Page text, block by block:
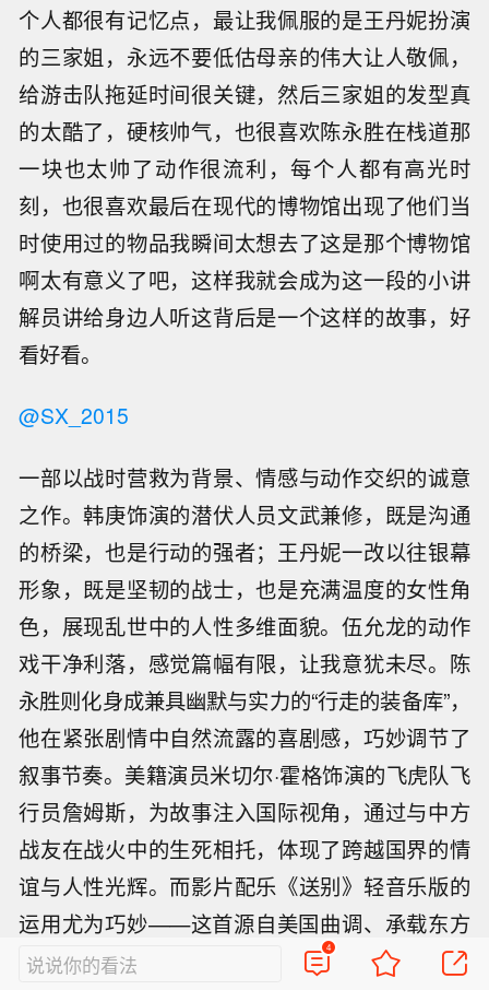
个人都很有记忆点，最让我佩服的是王丹妮扮演
的三家姐，永远不要低估母亲的伟大让人敬佩，
给游击队拖延时间很关键，然后三家姐的发型真
的太酷了，硬核帅气，也很喜欢陈永胜在栈道那
一块也太帅了动作很流利，每个人都有高光时
刻，也很喜欢最后在现代的博物馆出现了他们当
时使用过的物品我瞬间太想去了这是那个博物馆
啊太有意义了吧，这样我就会成为这一段的小讲
解员讲给身边人听这背后是一个这样的故事，好
看好看。
@SX_2015
一部以战时营救为背景、情感与动作交织的诚意
之作。韩庚饰演的潜伏人员文武兼修，既是沟通
的桥梁，也是行动的强者；王丹妮一改以往银幕
形象，既是坚韧的战士，也是充满温度的女性角
色，展现乱世中的人性多维面貌。伍允龙的动作
戏干净利落，感觉篇幅有限，让我意犹未尽。陈
永胜则化身成兼具幽默与实力的“行走的装备库”，
他在紧张剧情中自然流露的喜剧感，巧妙调节了
叙事节奏。美籍演员米切尔·霍格饰演的飞虎队飞
行员詹姆斯，为故事注入国际视角，通过与中方
战友在战火中的生死相托，体现了跨越国界的情
谊与人性光辉。而影片配乐《送别》轻音乐版的
运用尤为巧妙——这首源自美国曲调、承载东方
离情的旋律，悄然连接起两个时空与文化……
说说你的看法
4